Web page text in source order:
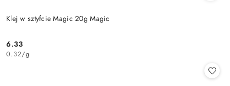
Klej w sztyfcie Magic 20g Magic
Cena:
6.33
0.32/g